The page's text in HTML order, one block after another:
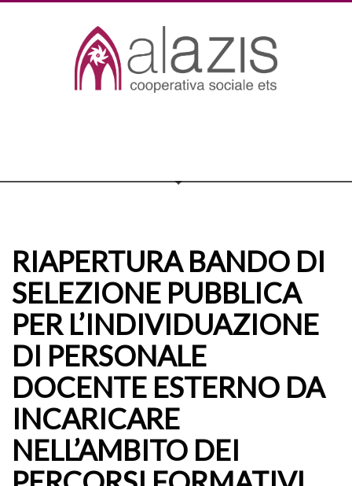
RIAPERTURA BANDO DI
SELEZIONE PUBBLICA
PER L’INDIVIDUAZIONE
DI PERSONALE
DOCENTE ESTERNO DA
INCARICARE
NELL’AMBITO DEI